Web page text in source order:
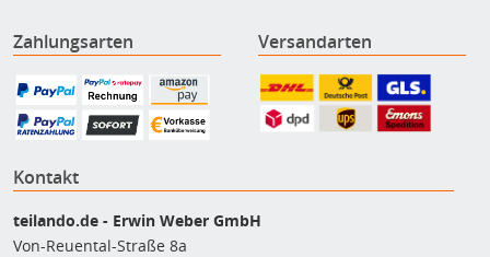
Zahlungsarten Versandarten
Kontakt
teilando.de - Erwin Weber GmbH
Von-Reuental-Straße 8a